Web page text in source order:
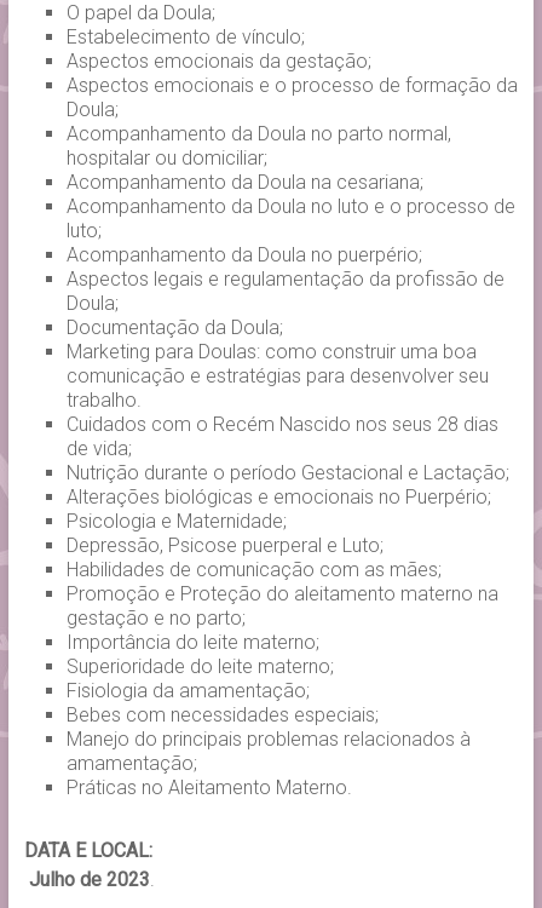
O papel da Doula;
Estabelecimento de vínculo;
Aspectos emocionais da gestação;
Aspectos emocionais e o processo de formação da
Doula;
Acompanhamento da Doula no parto normal,
hospitalar ou domiciliar;
Acompanhamento da Doula na cesariana;
Acompanhamento da Doula no luto e o processo de
luto;
Acompanhamento da Doula no puerpério;
Aspectos legais e regulamentação da profissão de
Doula;
Documentação da Doula;
Marketing para Doulas: como construir uma boa
comunicação e estratégias para desenvolver seu
trabalho.
Cuidados com o Recém Nascido nos seus 28 dias
de vida;
Nutrição durante o período Gestacional e Lactação;
Alterações biológicas e emocionais no Puerpério;
Psicologia e Maternidade;
Depressão, Psicose puerperal e Luto;
Habilidades de comunicação com as mães;
Promoção e Proteção do aleitamento materno na
gestação e no parto;
Importância do leite materno;
Superioridade do leite materno;
Fisiologia da amamentação;
Bebes com necessidades especiais;
Manejo do principais problemas relacionados à
amamentação;
Práticas no Aleitamento Materno.
DATA E LOCAL:
Julho de 2023